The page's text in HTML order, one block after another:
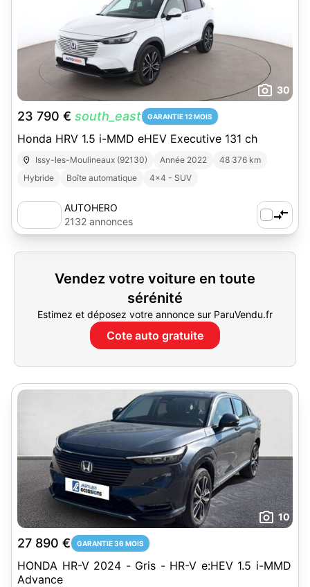
30
23 790 € south_east GARANTIE 12 MOIS
Honda HRV 1.5 i-MMD eHEV Executive 131 ch
Issy-les-Moulineaux (92130) Année 2022
48 376 km
Hybride
Boîte automatique 4x4 - SUV
AUTOHERO
2132 annonces
Vendez votre voiture en toute
sérénité
Estimez et déposez votre annonce sur ParuVendu.fr
Cote auto gratuite
10
27 890 € GARANTIE 36 MOIS
HONDA HR-V 2024 - Gris - HR-V e:HEV 1.5 i-MMD
Advance